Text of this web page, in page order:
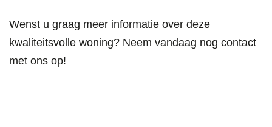
Wenst u graag meer informatie over deze
kwaliteitsvolle woning? Neem vandaag nog contact
met ons op!